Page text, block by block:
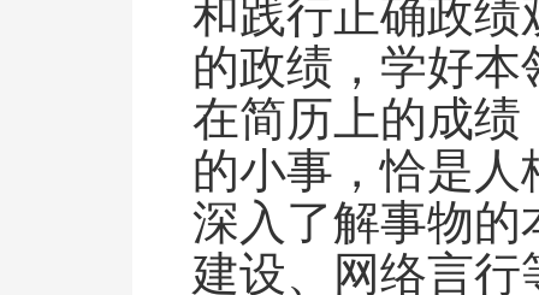
的政绩，学好
在简历上的成
的小事，恰是
深入了解事物
建设、网络言